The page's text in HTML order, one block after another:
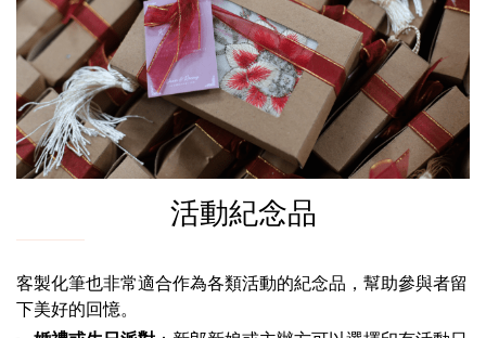
活動紀念品
客製化筆也非常適合作為各類活動的紀念品，幫助參與者留
下美好的回憶。